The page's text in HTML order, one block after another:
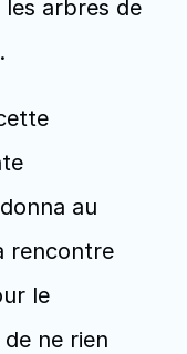
arbres de
au
rencontre
le
ne rien